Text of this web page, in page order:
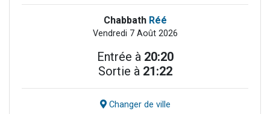
Chabbath Réé
Vendredi 7 Août 2026
Entrée à 20:20
Sortie à 21:22
Changer de ville